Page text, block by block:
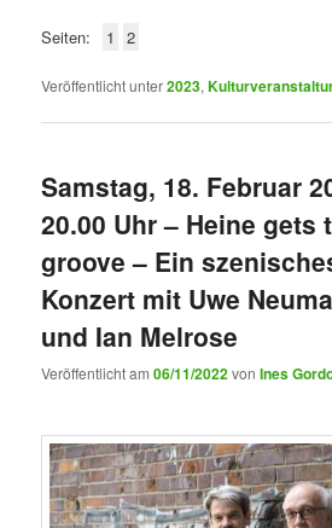
Seiten: 1 2
Veröffentlicht unter2023,
Samstag, 18. Februar
20.00 Uhr – Heine gets
groove – Ein
Konzert mit Uwe
und Ian Melrose
Veröffentlicht am06/11/2022vonInes